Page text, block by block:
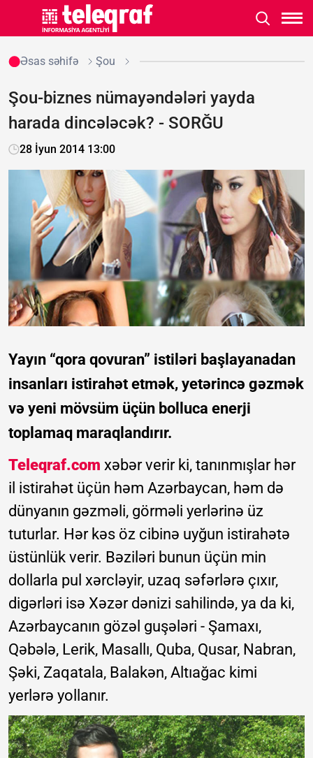
Əsas səhifə Şou
Şou-biznes nümayəndələri yayda
harada dincələcək? - SORĞU
28 İyun 2014 13:00
Yayın “qora qovuran” istiləri başlayanadan
insanları istirahət etmək, yetərincə gəzmək
və yeni mövsüm üçün bolluca enerji
toplamaq maraqlandırır.
Teleqraf.com xəbər verir ki, tanınmışlar hər
il istirahət üçün həm Azərbaycan, həm də
dünyanın gəzməli, görməli yerlərinə üz
tuturlar. Hər kəs öz cibinə uyğun istirahətə
üstünlük verir. Bəziləri bunun üçün min
dollarla pul xərcləyir, uzaq səfərlərə çıxır,
digərləri isə Xəzər dənizi sahilində, ya da ki,
Azərbaycanın gözəl guşələri - Şamaxı,
Qəbələ, Lerik, Masallı, Quba, Qusar, Nabran,
Şəki, Zaqatala, Balakən, Altıağac kimi
yerlərə yollanır.